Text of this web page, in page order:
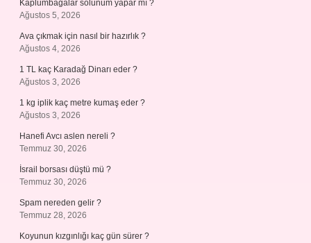
Kaplumbağalar solunum yapar mı ?
Ağustos 5, 2026
Ava çıkmak için nasıl bir hazırlık ?
Ağustos 4, 2026
1 TL kaç Karadağ Dinarı eder ?
Ağustos 3, 2026
1 kg iplik kaç metre kumaş eder ?
Ağustos 3, 2026
Hanefi Avcı aslen nereli ?
Temmuz 30, 2026
İsrail borsası düştü mü ?
Temmuz 30, 2026
Spam nereden gelir ?
Temmuz 28, 2026
Koyunun kızgınlığı kaç gün sürer ?